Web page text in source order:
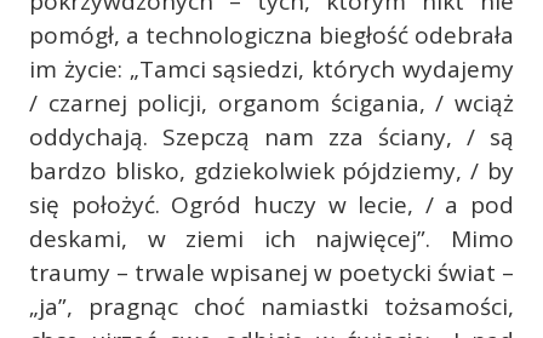
pomógł, a technologiczna biegłość odebrała
im życie: „Tamci sąsiedzi, których wydajemy
/ czarnej policji, organom ścigania, / wciąż
oddychają. Szepczą nam zza ściany, / są
bardzo blisko, gdziekolwiek pójdziemy, / by
się położyć. Ogród huczy w lecie, / a pod
deskami, w ziemi ich najwięcej”. Mimo
traumy – trwale wpisanej w poetycki świat –
„ja”, pragnąc choć namiastki tożsamości,